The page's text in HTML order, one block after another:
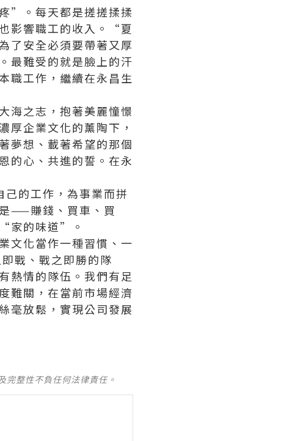
”。每天都是搓搓揉揉
影響職工的收入。“夏
了安全必須要帶著又厚
最難受的就是臉上的汗
職工作，繼續在永昌生
海之志，抱著美麗憧憬
厚企業文化的薰陶下，
夢想、載著希望的那個
的心、共進的誓。在永
的工作，為事業而拼
——賺錢、買車、買
家的味道”。
文化當作一種習慣、一
戰、戰之即勝的隊
熱情的隊伍。我們有足
難關，在當前市場經濟
毫放鬆，實現公司發展
完整性不負任何法律責任。